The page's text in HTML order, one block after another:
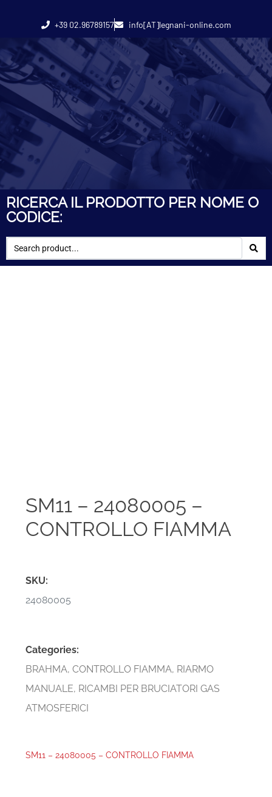
+39 02.96789157 info[AT]legnani-online.com
RICERCA IL PRODOTTO PER NOME O
CODICE:
SM11 – 24080005 –
CONTROLLO FIAMMA
SKU:
24080005
Categories:
BRAHMA,CONTROLLO FIAMMA, RIARMO
MANUALE, RICAMBI PER BRUCIATORI GAS
ATMOSFERICI
SM11 – 24080005 – CONTROLLO FIAMMA